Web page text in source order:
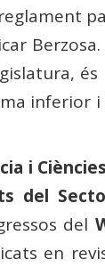
és
i
del
del
en